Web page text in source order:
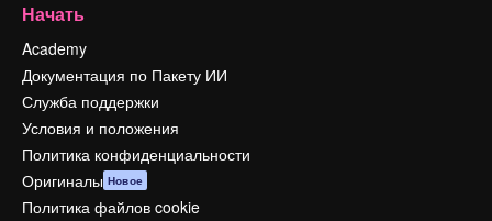
Начать
Academy
Документация по Пакету ИИ
Служба поддержки
Условия и положения
Политика конфиденциальности
Оригиналы Новое
Политика файлов cookie